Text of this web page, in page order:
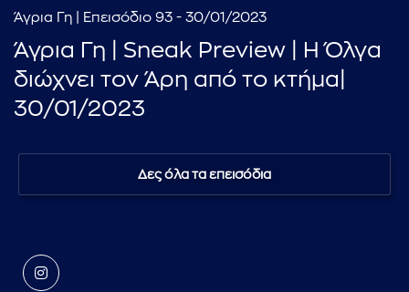
Άγρια Γη | Eπεισόδιο 93 - 30/01/2023
Άγρια Γη | Sneak Preview | Η Όλγα
διώχνει τον Άρη από το κτήμα|
30/01/2023
Δες όλα τα επεισόδια